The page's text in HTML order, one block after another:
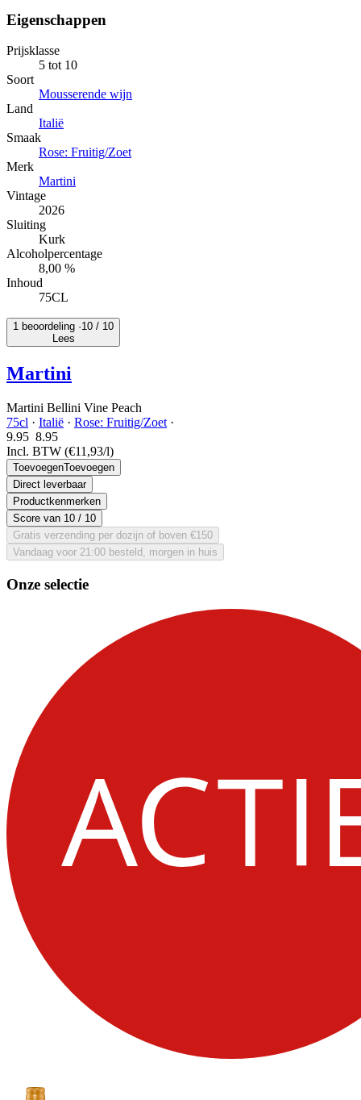
Eigenschappen
Prijsklasse
5 tot 10
Soort
Mousserende wijn
Land
Italië
Smaak
Rose: Fruitig/Zoet
Merk
Martini
Vintage
2026
Sluiting
Kurk
Alcoholpercentage
8,00 %
Inhoud
75CL
1 beoordeling ·10 / 10
Lees
Martini
Martini Bellini Vine Peach
75cl · Italië · Rose: Fruitig/Zoet ·
9.95 8.95
Incl. BTW (€11,93/l)
ToevoegenToevoegen
Direct leverbaar
Productkenmerken
Score van 10 / 10
Gratis verzending per dozijn of boven €150
Vandaag voor 21:00 besteld, morgen in huis
Onze selectie